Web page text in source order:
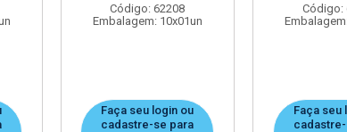
Código: 62208
Embalagem: 10x01un
Faça seu login ou
cadastre-se para
Código:
Faça seu